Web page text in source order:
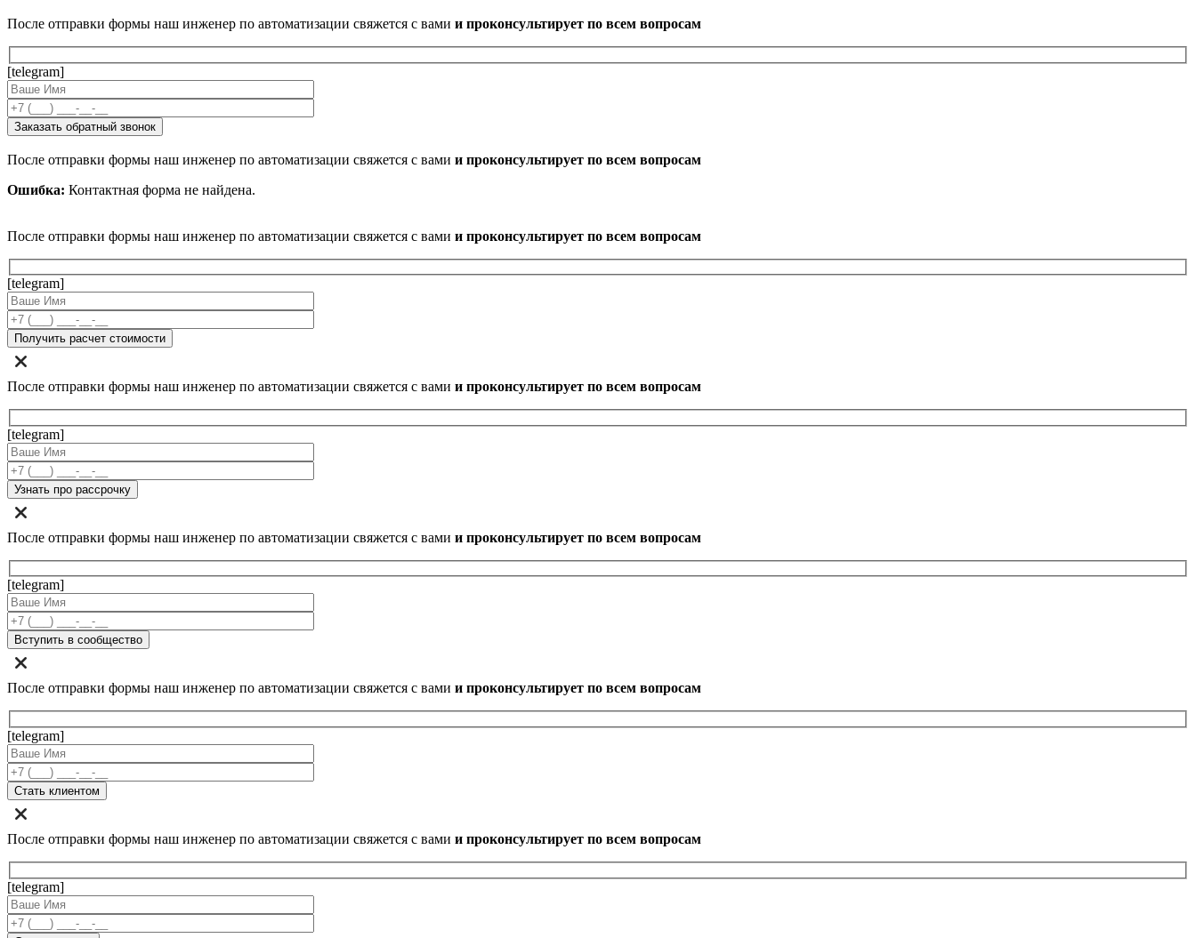
После отправки формы наш инженер по автоматизации свяжется с вами и проконсультирует по всем вопросам
[telegram]
После отправки формы наш инженер по автоматизации свяжется с вами и проконсультирует по всем вопросам
Ошибка: Контактная форма не найдена.
После отправки формы наш инженер по автоматизации свяжется с вами и проконсультирует по всем вопросам
[telegram]
После отправки формы наш инженер по автоматизации свяжется с вами и проконсультирует по всем вопросам
[telegram]
После отправки формы наш инженер по автоматизации свяжется с вами и проконсультирует по всем вопросам
[telegram]
После отправки формы наш инженер по автоматизации свяжется с вами и проконсультирует по всем вопросам
[telegram]
После отправки формы наш инженер по автоматизации свяжется с вами и проконсультирует по всем вопросам
[telegram]